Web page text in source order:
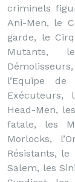
criminels
Ani-Men, le
garde, le
Mutants,
l’Equipe
Exécuteurs,
Head-Men,
fatale, les
Morlocks,
Résistants,
Salem, les